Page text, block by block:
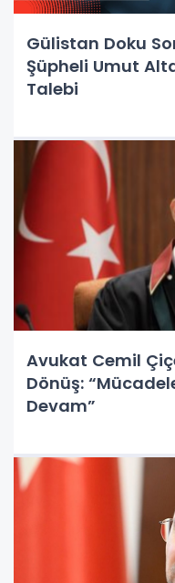
Gülistan Doku
Şüpheli Umut
Talebi
Avukat Cemil
Dönüş:
Devam”